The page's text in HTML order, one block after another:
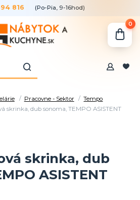
816 (Po-Pia, 9-16hod)
0
Pracovne - Sektor
Tempo
skrinka, dub sonoma, TEMPO ASISTENT
skrinka, dub
ASISTENT